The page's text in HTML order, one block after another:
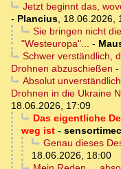
Jetzt beginnt das,
- Plancius, 18.06.2026,
Sie bringen nicht
"Westeuropa"... -
Schwer verständlich,
Drohnen abzuschießen -
Absolut
Drohnen in die Ukraine
18.06.2026, 17:09
Das eigentliche
weg ist -
Genau dieses
18.06.2026, 18:00